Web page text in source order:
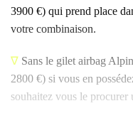
3900 €) qui prend place
votre combinaison.
∇ Sans le gilet airbag
2800 €) si vous en
souhaitez vous le procurer